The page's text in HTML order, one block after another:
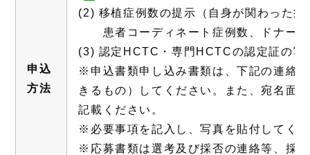
申込
方法
(2) 移植症例数の提示（自身が関わった症
患者コーディネート症例数、ドナーコ
(3) 認定HCTC・専門HCTCの認定証の写
※申込書類申し込み書類は、下記の連絡
きるもの）してください。また、宛名面
記載ください。
※必要事項を記入し、写真を貼付してく
※応募書類は選考及び採否の連絡等、採